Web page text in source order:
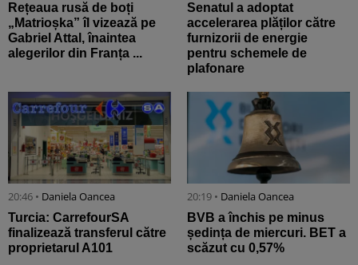
Rețeaua rusă de boți
„Matrioșka” îl vizează pe
Gabriel Attal, înaintea
alegerilor din Franța ...
Senatul a adoptat
accelerarea plăților către
furnizorii de energie
pentru schemele de
plafonare
20:46 • Daniela Oancea
Turcia: CarrefourSA
finalizează transferul către
proprietarul A101
20:19 • Daniela Oancea
BVB a închis pe minus
ședința de miercuri. BET a
scăzut cu 0,57%